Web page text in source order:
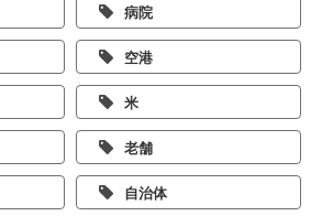
病院
空港
米
老舗
自治体